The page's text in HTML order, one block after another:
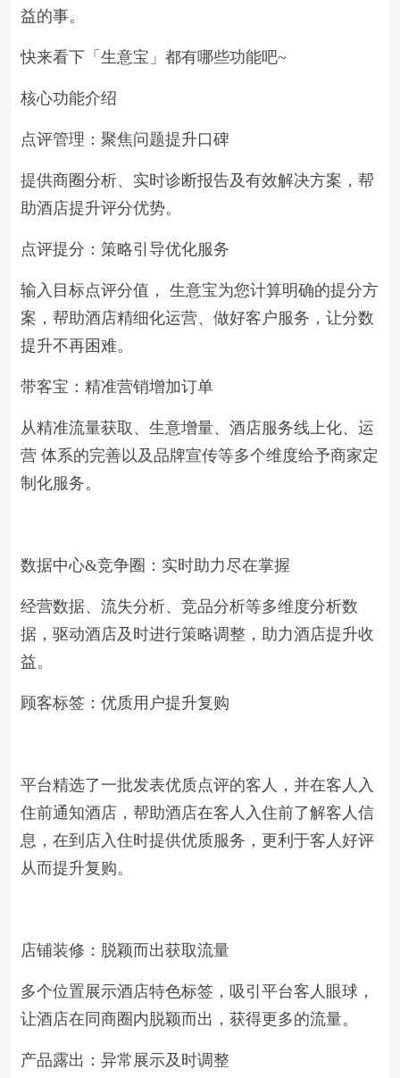
益的事。
快来看下「生意宝」都有哪些功能吧~
核心功能介绍
点评管理：聚焦问题提升口碑
提供商圈分析、实时诊断报告及有效解决方案，帮
助酒店提升评分优势。
点评提分：策略引导优化服务
输入目标点评分值， 生意宝为您计算明确的提分方
案，帮助酒店精细化运营、做好客户服务，让分数
提升不再困难。
带客宝：精准营销增加订单
从精准流量获取、生意增量、酒店服务线上化、运
营 体系的完善以及品牌宣传等多个维度给予商家定
制化服务。
数据中心&竞争圈：实时助力尽在掌握
经营数据、流失分析、竞品分析等多维度分析数
据，驱动酒店及时进行策略调整，助力酒店提升收
益。
顾客标签：优质用户提升复购
平台精选了一批发表优质点评的客人，并在客人入
住前通知酒店，帮助酒店在客人入住前了解客人信
息，在到店入住时提供优质服务，更利于客人好评
从而提升复购。
店铺装修：脱颖而出获取流量
多个位置展示酒店特色标签，吸引平台客人眼球，
让酒店在同商圈内脱颖而出，获得更多的流量。
产品露出：异常展示及时调整